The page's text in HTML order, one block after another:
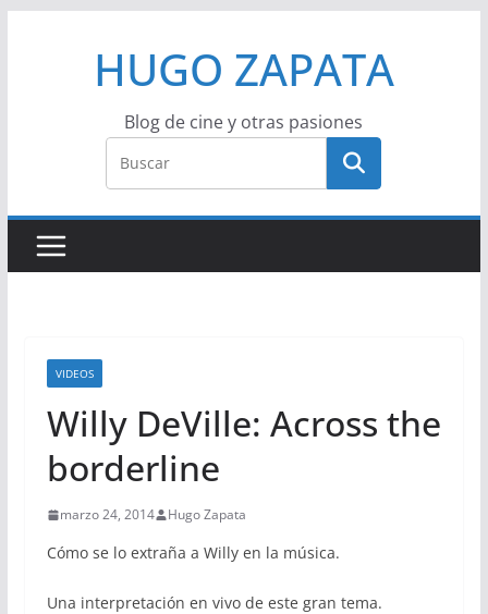
HUGO ZAPATA
Blog de cine y otras pasiones
VIDEOS
Willy DeVille: Across the
borderline
marzo 24, 2014 Hugo Zapata
Cómo se lo extraña a Willy en la música.
Una interpretación en vivo de este gran tema.